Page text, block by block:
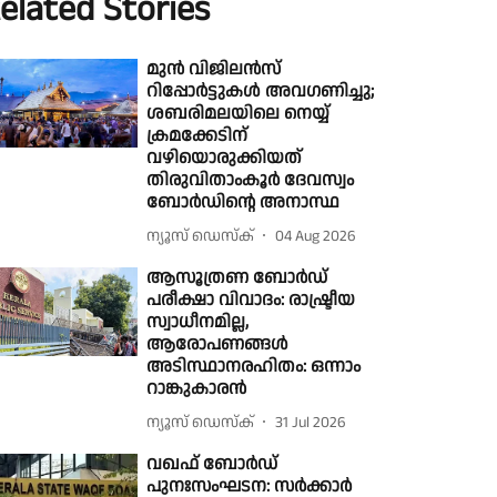
മുൻ വിജിലൻസ്
റിപ്പോർട്ടുകൾ അവഗണിച്ചു;
ശബരിമലയിലെ നെയ്യ്
ക്രമക്കേടിന്
വഴിയൊരുക്കിയത്
തിരുവിതാംകൂർ ദേവസ്വം
ബോർഡിൻ്റെ അനാസ്ഥ
ന്യൂസ് ഡെസ്ക് 04 Aug 2026
ആസൂത്രണ ബോർഡ്
പരീക്ഷാ വിവാദം: രാഷ്ട്രീയ
സ്വാധീനമില്ല,
ആരോപണങ്ങള്‍
അടിസ്ഥാനരഹിതം: ഒന്നാം
റാങ്കുകാരന്‍
ന്യൂസ് ഡെസ്ക് 31 Jul 2026
വഖഫ് ബോർഡ്
പുനഃസംഘടന: സർക്കാർ